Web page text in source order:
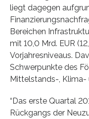
liegt dagegen
Bereichen
mit 10,0 Mrd. EUR
Vorjahresniveaus.
Schwerpunkte des
Mittelstands-, Klima-
“Das erste Quartal
Rückgangs der